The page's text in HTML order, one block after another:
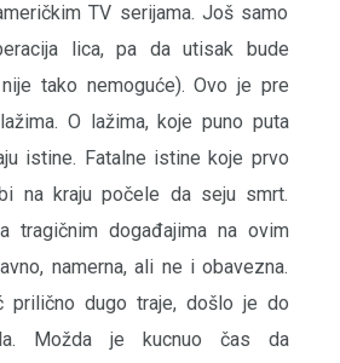
TV serijama. Još samo
lica, pa da utisak bude
tako nemoguće). Ovo je pre
O lažima, koje puno puta
istine. Fatalne istine koje prvo
na kraju počele da seju smrt.
tragičnim događajima na ovim
namerna, ali ne i obavezna.
prilično dugo traje, došlo je do
Možda je kucnuo čas da